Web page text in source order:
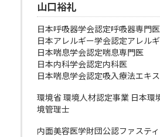
山口裕礼
日本呼吸器学会認定呼吸器専門医
日本アレルギー学会認定アレル
日本喘息学会認定喘息専門医
日本内科学会認定内科医
日本喘息学会認定吸入療法エキ
環境省 環境人材認定事業 日本環
境管理士
内面美容医学財団公認ファステ